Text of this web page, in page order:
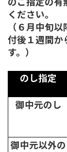
ください。
（６月中旬
付後１週間か
す。）
のし指定
御中元のし
御中元以外の